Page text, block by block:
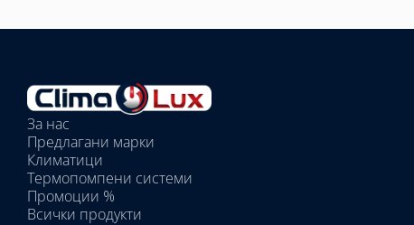
Избрани
вътрешни
тела:
Избрано
тяло:
За нас
Предлагани марки
Климатици
Термопомпени системи
Промоции %
Всички продукти